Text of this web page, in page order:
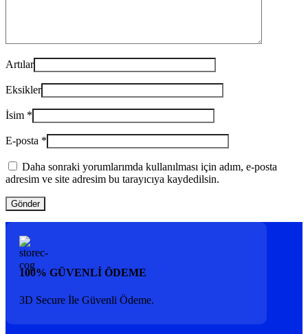
Artılar
Eksikler
İsim *
E-posta *
Daha sonraki yorumlarımda kullanılması için adım, e-posta
adresim ve site adresim bu tarayıcıya kaydedilsin.
100% GÜVENLİ ÖDEME
3D Secure İle Güvenli Ödeme.